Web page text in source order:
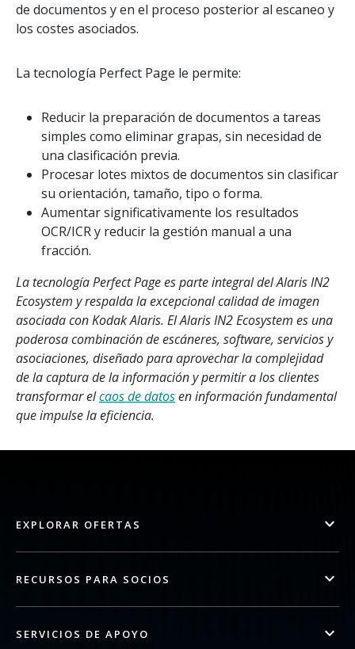
de documentos y en el proceso posterior al escaneo y
los costes asociados.
La tecnología Perfect Page le permite:
Reducir la preparación de documentos a tareas
simples como eliminar grapas, sin necesidad de
una clasificación previa.
Procesar lotes mixtos de documentos sin clasificar
su orientación, tamaño, tipo o forma.
Aumentar significativamente los resultados
OCR/ICR y reducir la gestión manual a una
fracción.
La tecnología Perfect Page es parte integral del Alaris IN2
Ecosystem y respalda la excepcional calidad de imagen
asociada con Kodak Alaris. El Alaris IN2 Ecosystem es una
poderosa combinación de escáneres, software, servicios y
asociaciones, diseñado para aprovechar la complejidad
de la captura de la información y permitir a los clientes
transformar elcaos de datosen información fundamental
que impulse la eficiencia.
EXPLORAR OFERTAS
RECURSOS PARA SOCIOS
SERVICIOS DE APOYO